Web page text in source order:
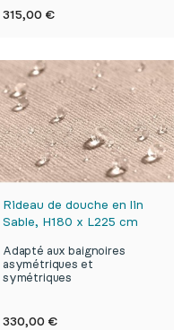
Prix
315,00 €
Rideau de douche en lin
Sable, H180 x L225 cm
Adapté aux baignoires
asymétriques et
symétriques
Prix
330,00 €